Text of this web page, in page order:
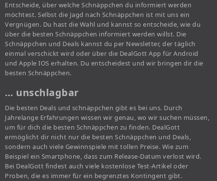
Entscheide, über welche Schnäppchen du informiert werden
möchtest. Selbst die Jagd nach Schnäppchen ist mit uns ein
Vergnügen. Du hast die Wahl und kannst so entscheide, wie du
über die besten Schnäppchen informiert werden willst. Die
Schnäppchen und Deals kannst du per Newsletter, der täglich
einmal verschickt wird oder über die DealGott App für Android
und Apple IOS erhalten. Du entscheidest und wir bringen dir die
besten Schnäppchen.
… unschlagbar
Die besten Deals und schnäppchen gibt es bei uns. Durch
Jahrelange Erfahrungen wissen wir genau, wo wir suchen müssen,
um für dich die besten Schnäppchen zu finden. DealGott
ermöglicht dir nicht nur die besten Schnäppchen und Deals,
sondern auch viele Gewinnspiele mit tollen Preise. Wie zum
Beispiel ein Smartphone, dass zum Release-Datum verlost wird.
Bei DealGott findest auch viele kostenlose Test-Artikel oder
Proben, die es immer für ein begrenztes Kontingent gibt.